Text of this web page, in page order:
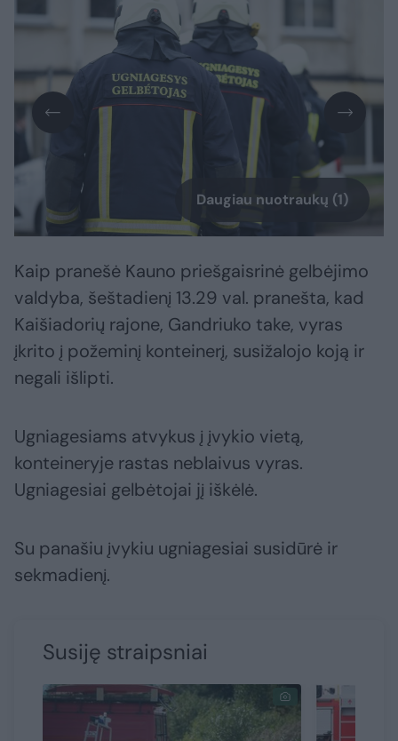
Daugiau nuotraukų (1)
Kaip pranešė Kauno priešgaisrinė gelbėjimo
valdyba, šeštadienį 13.29 val. pranešta, kad
Kaišiadorių rajone, Gandriuko take, vyras
įkrito į požeminį konteinerį, susižalojo koją ir
negali išlipti.
Ugniagesiams atvykus į įvykio vietą,
konteineryje rastas neblaivus vyras.
Ugniagesiai gelbėtojai jį iškėlė.
Su panašiu įvykiu ugniagesiai susidūrė ir
sekmadienį.
Susiję straipsniai